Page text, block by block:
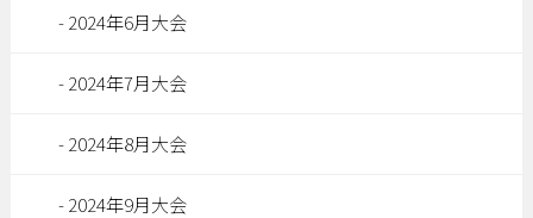
2024年6月大会
2024年7月大会
2024年8月大会
2024年9月大会